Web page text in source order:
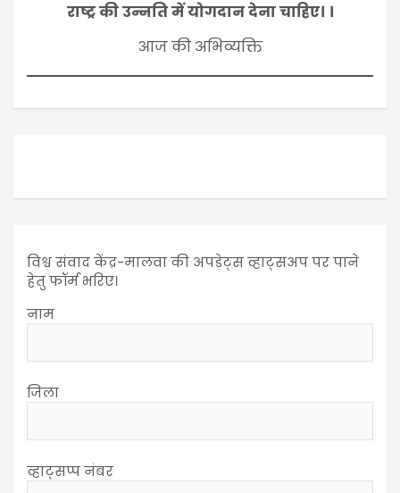
राष्ट्र की उन्नति में योगदान देना चाहिए। ।
आज की अभिव्यक्ति
विश्व संवाद केंद्र-मालवा की अपडेट्स व्हाट्सअप पर पाने
हेतु फॉर्म भरिए।
नाम
जिला
व्हाट्सप्प नंबर